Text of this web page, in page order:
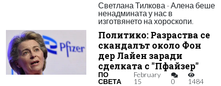
Светлана Тилкова - Алена беше
ненадмината у нас в
изготвянето на хороскопи.
Политико: Разраства се
скандалът около Фон
дер Лайен заради
сделката с "Пфайзер"
ПО
СВЕТА
February
15
0 1484